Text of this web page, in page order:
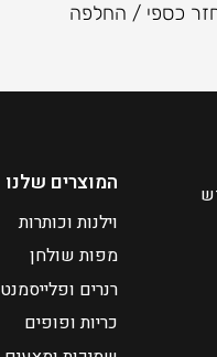
כספי / החלפה
המוצרים שלנו
וילנות וכותרות
מפות שולחן
רנרים ופלייסמנט
כריות ופופים